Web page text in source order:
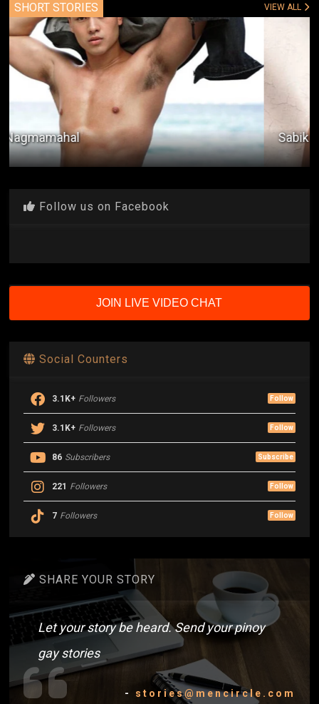
SHORT STORIES VIEW ALL
Sabik si Mona
Follow us on Facebook
JOIN LIVE VIDEO CHAT
Social Counters
3.1K+ Followers Follow
3.1K+ Followers Follow
86 Subscribers Subscribe
221 Followers Follow
7 Followers Follow
SHARE YOUR STORY
Let your story be heard. Send your pinoy
gay stories
- stories@mencircle.com